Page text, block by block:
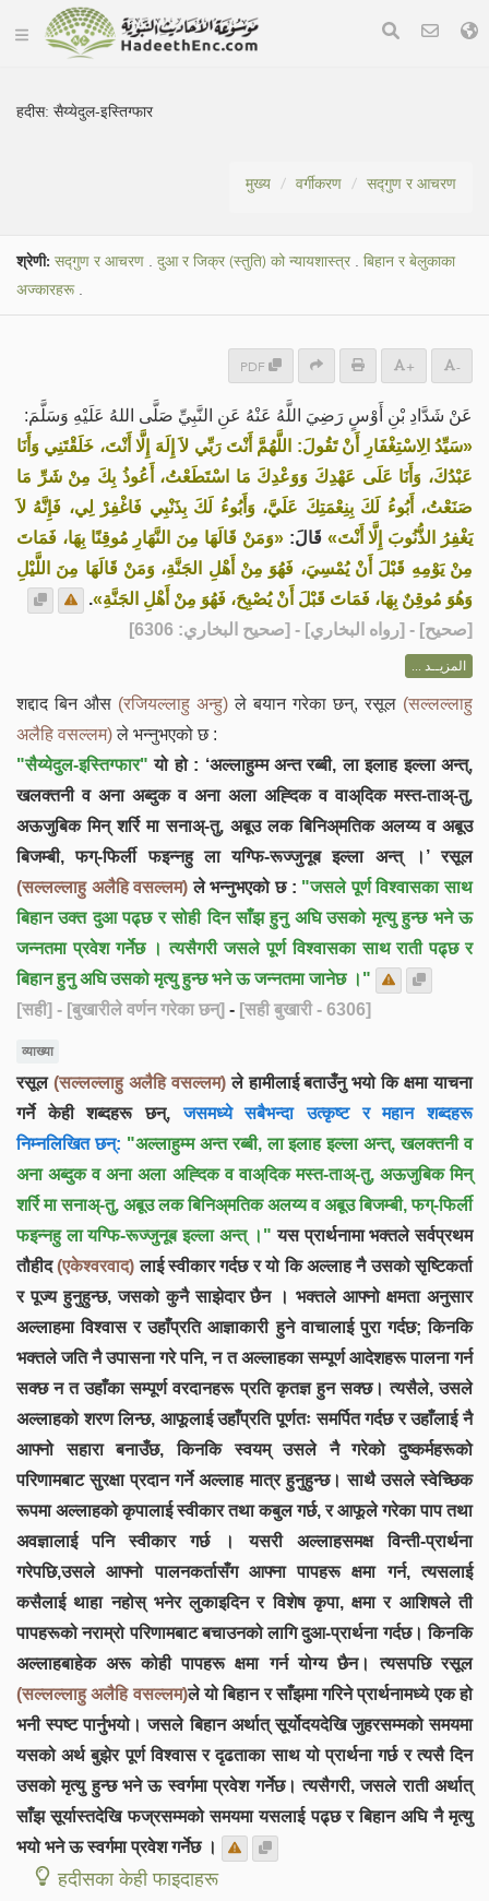
हदीस:सैय्येदुल-इस्तिग्फार
मुख्य वर्गीकरण सद्गुण र आचरण
श्रेणी: सद्गुण र आचरण . दुआ र जिक्र (स्तुति) को न्यायशास्त्र . बिहान र बेलुकाका
अज्कारहरू.
PDF + -
عَنْ شَدَّادِ بْنِ أَوْسٍ رَضِيَ اللَّهُ عَنْهُ عَنِ النَّبِيِّ صَلَّى اللهُ عَلَيْهِ وَسَلَّمَ:
«سَيِّدُ الِاسْتِغْفَارِ أَنْ تَقُولَ: اللَّهُمَّ أَنْتَ رَبِّي لاَ إِلَهَ إِلَّا أَنْتَ، خَلَقْتَنِي وَأَنَا
عَبْدُكَ، وَأَنَا عَلَى عَهْدِكَ وَوَعْدِكَ مَا اسْتَطَعْتُ، أَعُوذُ بِكَ مِنْ شَرِّ مَا
صَنَعْتُ، أَبُوءُ لَكَ بِنِعْمَتِكَ عَلَيَّ، وَأَبُوءُ لَكَ بِذَنْبِي فَاغْفِرْ لِي، فَإِنَّهُ لاَ
يَغْفِرُ الذُّنُوبَ إِلَّا أَنْتَ» قَالَ:«وَمَنْ قَالَهَا مِنَ النَّهَارِ مُوقِنًا بِهَا، فَمَاتَ
مِنْ يَوْمِهِ قَبْلَ أَنْ يُمْسِيَ، فَهُوَ مِنْ أَهْلِ الجَنَّةِ، وَمَنْ قَالَهَا مِنَ اللَّيْلِ
وَهُوَ مُوقِنٌ بِهَا، فَمَاتَ قَبْلَ أَنْ يُصْبِحَ، فَهُوَ مِنْ أَهْلِ الجَنَّةِ».
[صحيح] - [رواه البخاري] - [صحيح البخاري: 6306]
المزيــد ...
शद्दाद बिन औस (रजियल्लाहु अन्हु) ले बयान गरेका छन्, रसूल (सल्लल्लाहु
अलैहि वसल्लम)ले भन्नुभएको छ :
"सैय्येदुल-इस्तिग्फार" यो हो : ‘अल्लाहुम्म अन्त रब्बी, ला इलाह इल्ला अन्त्,
खलक्तनी व अना अब्दुक व अना अला अह्दिक व वाअ्दिक मस्त-ताअ्-तु,
अऊजुबिक मिन् शर्रि मा सनाअ्-तु, अबूउ लक बिनिअ्मतिक अलय्य व अबूउ
बिजम्बी, फग्-फिर्ली फइन्नहु ला यग्फि-रूज्जुनूब इल्ला अन्त् ।’ रसूल
(सल्लल्लाहु अलैहि वसल्लम) ले भन्नुभएको छ : "जसले पूर्ण विश्वासका साथ
बिहान उक्त दुआ पढ्छ र सोही दिन साँझ हुनु अघि उसको मृत्यु हुन्छ भने ऊ
जन्नतमा प्रवेश गर्नेछ । त्यसैगरी जसले पूर्ण विश्वासका साथ राती पढ्छ र
बिहान हुनु अघि उसको मृत्यु हुन्छ भने ऊ जन्नतमा जानेछ ।"
[सही] - [बुखारीले वर्णन गरेका छन्] - [सही बुखारी - 6306]
व्याख्या
रसूल (सल्लल्लाहु अलैहि वसल्लम)ले हामीलाई बताउँनु भयो कि क्षमा याचना
गर्ने केही शब्दहरू छन्, जसमध्ये सबैभन्दा उत्कृष्ट र महान शब्दहरू
निम्नलिखित छन्: "अल्लाहुम्म अन्त रब्बी, ला इलाह इल्ला अन्त्, खलक्तनी व
अना अब्दुक व अना अला अह्दिक व वाअ्दिक मस्त-ताअ्-तु, अऊजुबिक मिन्
शर्रि मा सनाअ्-तु, अबूउ लक बिनिअ्मतिक अलय्य व अबूउ बिजम्बी, फग्-फिर्ली
फइन्नहु ला यग्फि-रूज्जुनूब इल्ला अन्त् ।" यस प्रार्थनामा भक्तले सर्वप्रथम
तौहीद(एकेश्वरवाद) लाई स्वीकार गर्दछ र यो कि अल्लाह नै उसको सृष्टिकर्ता
र पूज्य हुनुहुन्छ, जसको कुनै साझेदार छैन । भक्तले आफ्नो क्षमता अनुसार
अल्लाहमा विश्वास र उहाँप्रति आज्ञाकारी हुने वाचालाई पुरा गर्दछ; किनकि
भक्तले जति नै उपासना गरे पनि, न त अल्लाहका सम्पूर्ण आदेशहरू पालना गर्न
सक्छ न त उहाँका सम्पूर्ण वरदानहरू प्रति कृतज्ञ हुन सक्छ। त्यसैले, उसले
अल्लाहको शरण लिन्छ, आफूलाई उहाँप्रति पूर्णतः समर्पित गर्दछ र उहाँलाई नै
आफ्नो सहारा बनाउँछ, किनकि स्वयम् उसले नै गरेको दुष्कर्महरूको
परिणामबाट सुरक्षा प्रदान गर्ने अल्लाह मात्र हुनुहुन्छ। साथै उसले स्वेच्छिक
रूपमा अल्लाहको कृपालाई स्वीकार तथा कबुल गर्छ, र आफूले गरेका पाप तथा
अवज्ञालाई पनि स्वीकार गर्छ । यसरी अल्लाहसमक्ष विन्ती-प्रार्थना
गरेपछि,उसले आफ्नो पालनकर्तासँग आफ्ना पापहरू क्षमा गर्न, त्यसलाई
कसैलाई थाहा नहोस् भनेर लुकाइदिन र विशेष कृपा, क्षमा र आशिषले ती
पापहरूको नराम्रो परिणामबाट बचाउनको लागि दुआ-प्रार्थना गर्दछ। किनकि
अल्लाहबाहेक अरू कोही पापहरू क्षमा गर्न योग्य छैन। त्यसपछि रसूल
(सल्लल्लाहु अलैहि वसल्लम)ले यो बिहान र साँझमा गरिने प्रार्थनामध्ये एक हो
भनी स्पष्ट पार्नुभयो। जसले बिहान अर्थात् सूर्योदयदेखि जुहरसम्मको समयमा
यसको अर्थ बुझेर पूर्ण विश्वास र दृढताका साथ यो प्रार्थना गर्छ र त्यसै दिन
उसको मृत्यु हुन्छ भने ऊ स्वर्गमा प्रवेश गर्नेछ। त्यसैगरी, जसले राती अर्थात्
साँझ सूर्यास्तदेखि फज्रसम्मको समयमा यसलाई पढ्छ र बिहान अघि नै मृत्यु
भयो भने ऊ स्वर्गमा प्रवेश गर्नेछ ।
हदीसका केही फाइदाहरू